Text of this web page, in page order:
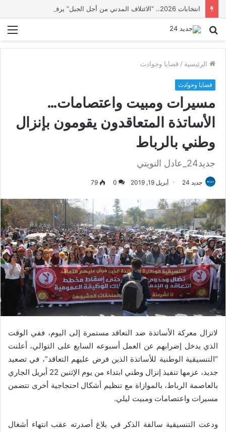
بحث
الرئيسية / قضايا وحوادث
قضايا وحوادث
مسيرات ومبيت واعتصامات…
الأساتذة المتعاقدون يقومون بإنزال
وطني بالرباط
جديد24_عادل النويتي
جديد 24 أبريل 19, 2019 0
79
لاتزال معركة الأساتذة ضد التعاقد مستمرة إلى اليوم، ففي الوقت
الذي يدخل إضرابهم عن العمل أسبوعه السابع على التوالي، أعلنت
“التنسيقية الوطنية للأساتذة الذين فرض عليهم التعاقد”، في تصعيد
جديد، عزمها تنفيذ إنزال وطني ابتداء من يوم الإثنين 22 أبريل الجاري
بالعاصمة الرباط، بالموازاة مع تنظيم أشكال احتجاجية أخرى تتضمن
مسيرات واعتصامات ومبيت ليلي.
ودعت التنسيقية سالفة الذكر في بلاغ أصدرته عقب انتهاء أشغال